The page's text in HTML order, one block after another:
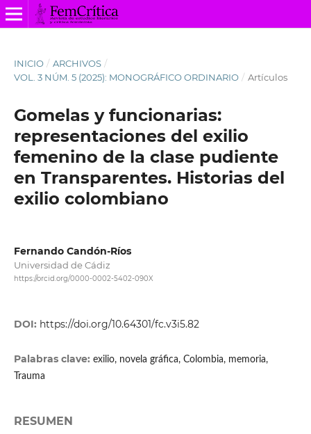
INICIO / ARCHIVOS /
VOL. 3 NÚM. 5 (2025): MONOGRÁFICO ORDINARIO / Artículos
Gomelas y funcionarias:
representaciones del exilio
femenino de la clase pudiente
en Transparentes. Historias del
exilio colombiano
Fernando Candón-Ríos
Universidad de Cádiz
https://orcid.org/0000-0002-5402-090X
DOI: https://doi.org/10.64301/fc.v3i5.82
Palabras clave: exilio, novela gráfica, Colombia, memoria,
Trauma
RESUMEN